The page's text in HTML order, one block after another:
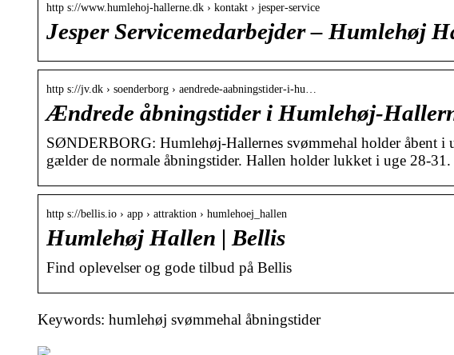
http s://www.humlehoj-hallerne.dk › kontakt › jesper-service
Jesper Servicemedarbejder – Humlehøj
http s://jv.dk › soenderborg › aendrede-aabningstider-i-hu…
Ændrede åbningstider i Humlehøj-
SØNDERBORG: Humlehøj-Hallernes svømmehal holder åbent i
gælder de normale åbningstider. Hallen holder lukket i uge 28-31.
http s://bellis.io › app › attraktion › humlehoej_hallen
Humlehøj Hallen | Bellis
Find oplevelser og gode tilbud på Bellis
Keywords: humlehøj svømmehal åbningstider